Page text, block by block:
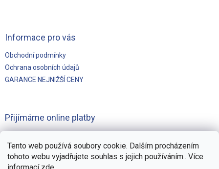
Tento web používá soubory cookie. Dalším procházením
tohoto webu vyjadřujete souhlas s jejich používáním.. Více
Informace pro vás
Obchodní podmínky
Ochrana osobních údajů
GARANCE NEJNIŽŠÍ CENY
Přijímáme online platby